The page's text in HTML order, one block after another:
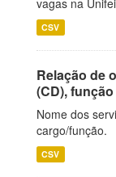
vagas na
CSV
Relação de
(CD),
Nome dos
cargo/função.
CSV